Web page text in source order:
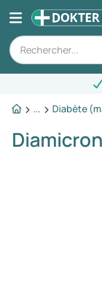
...
Diabète
Diamicron